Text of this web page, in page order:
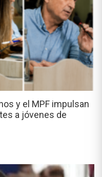
y el MPF impulsan
a jóvenes de